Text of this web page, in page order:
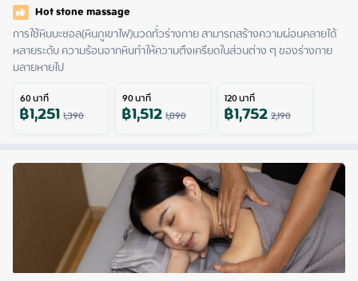
Hot stone massage
การใช้หินบะซอล(หินภูเขาไฟ)นวดทั่วร่างกาย สามารถสร้างความผ่อนคลายได้
หลายระดับ ความร้อนจากหินทำให้ความตึงเครียดในส่วนต่าง ๆ ของร่างกาย
มลายหายไป
60นาที
฿1,2511,390
90นาที
฿1,5121,890
120นาที
฿1,7522,190